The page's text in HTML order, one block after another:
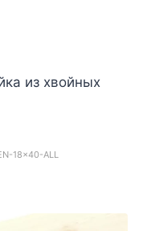
из хвойных
18x40-ALL